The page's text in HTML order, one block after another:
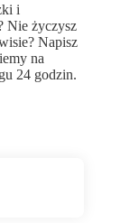
i
Nie życzysz
Napisz
na
24 godzin.